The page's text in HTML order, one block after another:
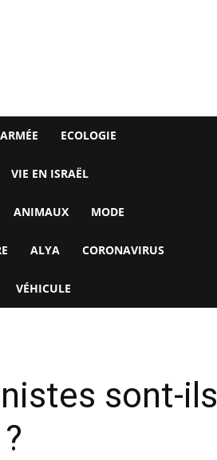
ECOLOGIE
VIE EN ISRAËL
ANIMAUX MODE
ALYA CORONAVIRUS
VÉHICULE
sont-ils